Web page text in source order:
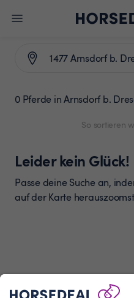
0 Pferde in Arnsdorf b.
So sortieren
Leider kein Glück!
Passe deine Suche an,
auf der Karte